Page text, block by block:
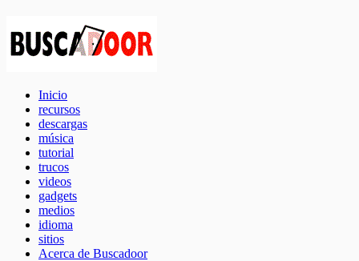
Inicio
recursos
descargas
música
tutorial
trucos
videos
gadgets
medios
idioma
sitios
Acerca de Buscadoor